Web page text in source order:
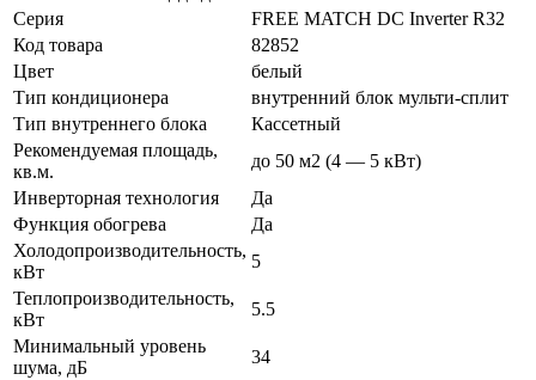
Серия
FREE MATCH DC Inverter R32
Код товара
82852
Цвет
белый
Тип кондиционера
внутренний блок мульти-сплит
Тип внутреннего блока
Кассетный
Рекомендуемая площадь,
кв.м.
до 50 м2 (4 — 5 кВт)
Инверторная технология
Да
Функция обогрева
Да
Холодопроизводительность,
кВт
5
Теплопроизводительность,
кВт
5.5
Минимальный уровень
шума, дБ
34